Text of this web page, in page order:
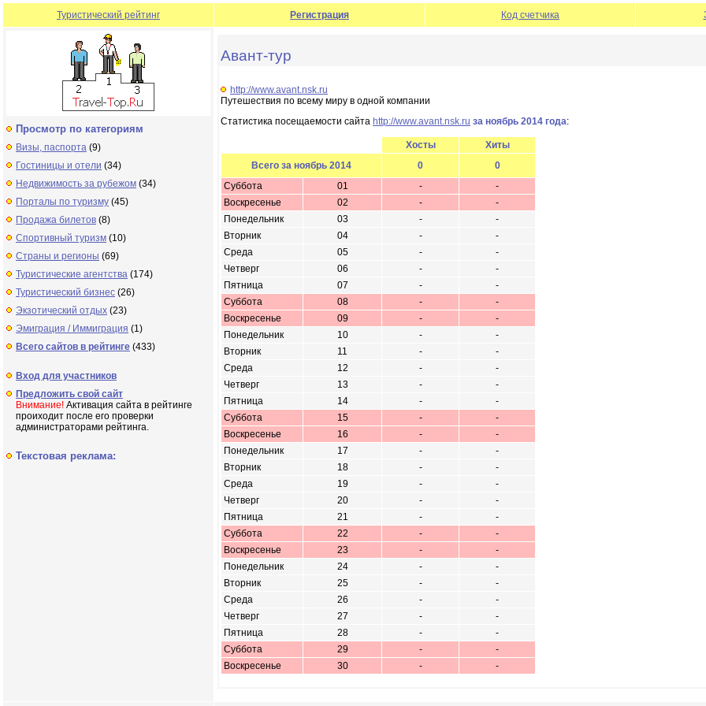
Туристический рейтинг Регистрация Код счетчика
Просмотр по категориям
Визы, паспорта (9)
Гостиницы и отели (34)
Недвижимость за рубежом (34)
Порталы по туризму (45)
Продажа билетов (8)
Спортивный туризм (10)
Страны и регионы (69)
Туристические агентства (174)
Туристический бизнес (26)
Экзотический отдых (23)
Эмиграция / Иммиграция (1)
Всего сайтов в рейтинге (433)
Вход для участников
Предложить свой сайт
Внимание! Активация сайта в рейтинге
проиходит после его проверки
администраторами рейтинга.
Текстовая реклама:
Авант-тур
http://www.avant.nsk.ru
Путешествия по всему миру в одной компании
Статистика посещаемости сайта http://www.avant.nsk.ru за ноябрь 2014 года:
Хосты
Хиты
Всего за ноябрь 2014
0
0
Суббота
01 -
-
Воскресенье
02 -
-
Понедельник
03 -
-
Вторник
04 -
-
Среда
05 -
-
Четверг
06 -
-
Пятница
07 -
-
Суббота
08 -
-
Воскресенье
09 -
-
Понедельник
10 -
-
Вторник
11 -
-
Среда
12 -
-
Четверг
13 -
-
Пятница
14 -
-
Суббота
15 -
-
Воскресенье
16 -
-
Понедельник
17 -
-
Вторник
18 -
-
Среда
19 -
-
Четверг
20 -
-
Пятница
21 -
-
Суббота
22 -
-
Воскресенье
23 -
-
Понедельник
24 -
-
Вторник
25 -
-
Среда
26 -
-
Четверг
27 -
-
Пятница
28 -
-
Суббота
29 -
-
Воскресенье
30 - -